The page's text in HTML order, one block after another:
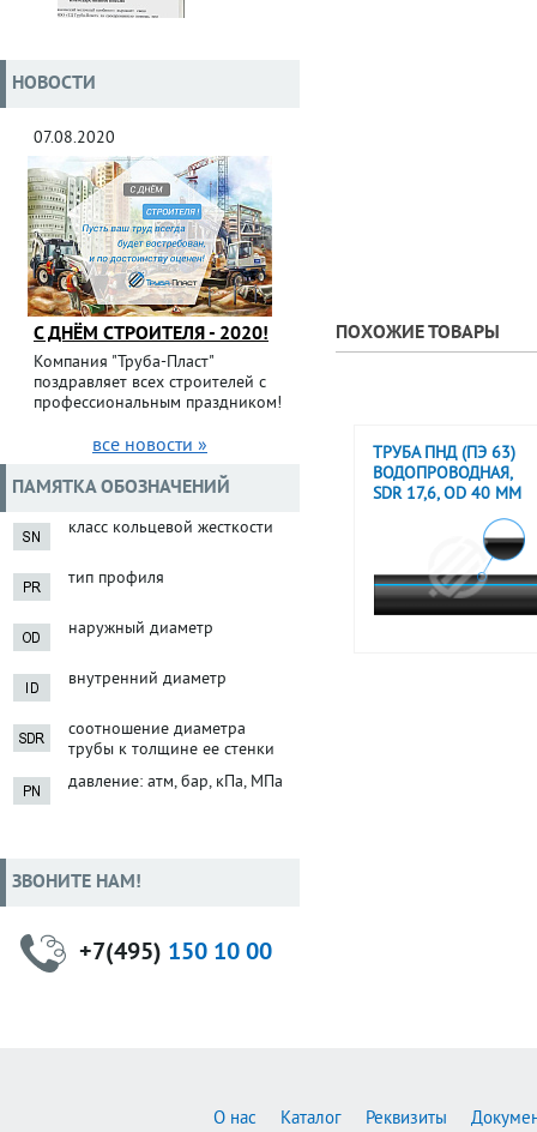
ПОХОЖИЕ ТОВАРЫ
ТРУБА ПНД (ПЭ 63)
ВОДОПРОВОДНАЯ,
SDR 17,6, OD 40 ММ
НОВОСТИ
07.08.2020
С ДНЁМ СТРОИТЕЛЯ - 2020!
Компания "Труба-Пласт"
поздравляет всех строителей с
профессиональным праздником!
все новости »
ПАМЯТКА ОБОЗНАЧЕНИЙ
класс кольцевой жесткости
тип профиля
наружный диаметр
внутренний диаметр
соотношение диаметра
трубы к толщине ее стенки
давление: атм, бар, кПа, МПа
ЗВОНИТЕ НАМ!
+7(495) 150 10 00
О нас Каталог Реквизиты